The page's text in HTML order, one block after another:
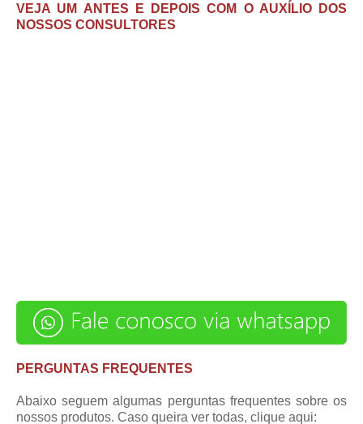
VEJA UM ANTES E DEPOIS COM O AUXÍLIO DOS
NOSSOS CONSULTORES
PERGUNTAS FREQUENTES
Abaixo seguem algumas perguntas frequentes sobre os
nossos produtos. Caso queira ver todas, clique aqui: